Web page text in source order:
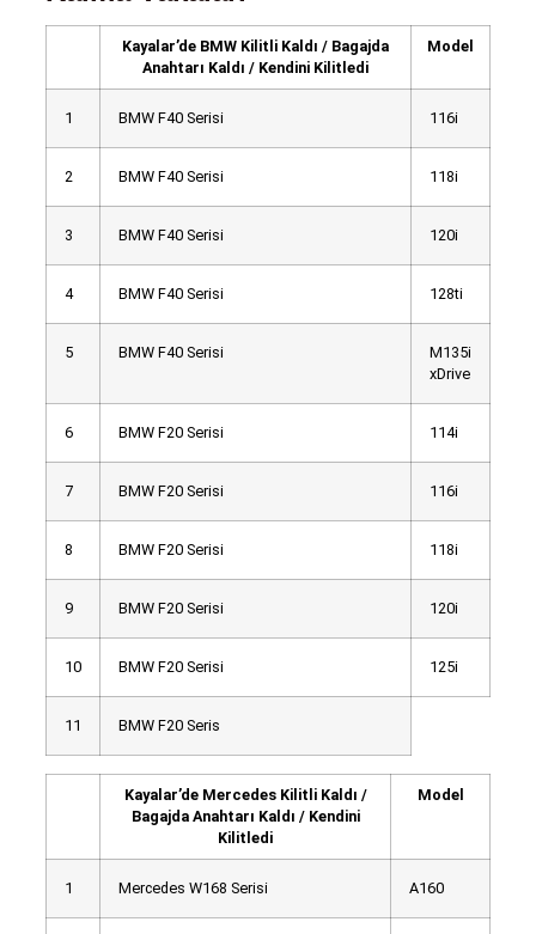
Kayalar’de BMW Kilitli Kaldı / Bagajda
Anahtarı Kaldı / Kendini Kilitledi
Model
1 BMW F40 Serisi 116i
2 BMW F40 Serisi 118i
3 BMW F40 Serisi 120i
4 BMW F40 Serisi 128ti
5 BMW F40 Serisi
M135i
xDrive
6 BMW F20 Serisi 114i
7 BMW F20 Serisi 116i
8 BMW F20 Serisi 118i
9 BMW F20 Serisi 120i
10 BMW F20 Serisi 125i
11 BMW F20 Seris
Kayalar’de Mercedes Kilitli Kaldı /
Bagajda Anahtarı Kaldı / Kendini
Kilitledi
Model
1 Mercedes W168 Serisi A160